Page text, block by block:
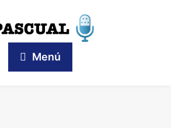
Menú